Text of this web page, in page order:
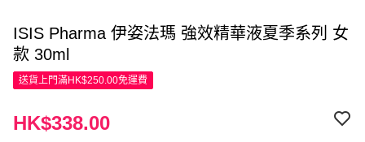
ISIS Pharma 伊姿法瑪 強效精華液夏季系列 女
款 30ml
送貨上門滿HK$250.00免運費
HK$338.00